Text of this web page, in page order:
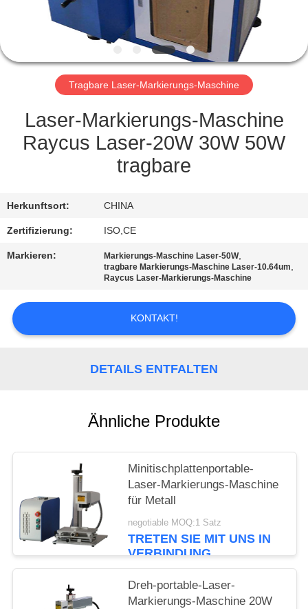
TRETEN
SIE
MIT
VERBINDUNG
SIE
EIN
ZITAT
PRIVACY
Tragbare Laser-Markierungs-Maschine
Laser-Markierungs-Maschine
Raycus Laser-20W 30W 50W
tragbare
Herkunftsort: CHINA
Zertifizierung: ISO,CE
Markieren: Markierungs-Maschine Laser-50W,
tragbare Markierungs-Maschine Laser-10.64um,
Raycus Laser-Markierungs-Maschine
KONTAKT!
DETAILS ENTFALTEN
Ähnliche Produkte
Minitischplattenportable-
Laser-Markierungs-Maschine
für Metall
negotiable MOQ:1 Satz
TRETEN SIE MIT UNS IN
VERBINDUNG
Dreh-portable-Laser-
Markierungs-Maschine 20W